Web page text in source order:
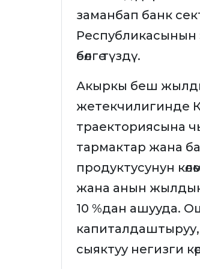
заманбап банк
Республикасынын
өбөлгө түздү.
Акыркы беш
жетекчилигинде
траекториясына
тармактар жана
продуктусунун
жана анын жылдык
10 %дан ашууда.
сыяктуу негизги